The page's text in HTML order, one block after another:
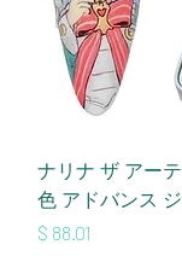
ナリナ ザ アー
色 アドバンス
価格
$ 88.01